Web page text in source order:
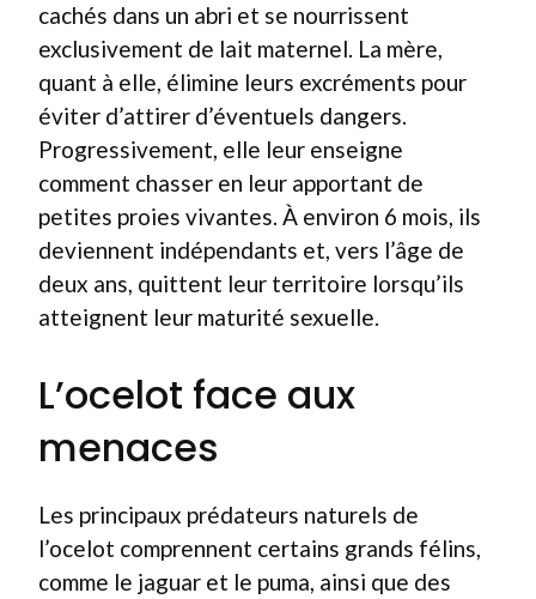
cachés dans un abri et se nourrissent
exclusivement de lait maternel. La mère,
quant à elle, élimine leurs excréments pour
éviter d’attirer d’éventuels dangers.
Progressivement, elle leur enseigne
comment chasser en leur apportant de
petites proies vivantes. À environ 6 mois, ils
deviennent indépendants et, vers l’âge de
deux ans, quittent leur territoire lorsqu’ils
atteignent leur maturité sexuelle.
L’ocelot face aux
menaces
Les principaux prédateurs naturels de
l’ocelot comprennent certains grands félins,
comme le jaguar et le puma, ainsi que des